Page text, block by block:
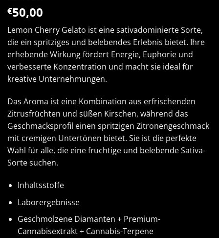
€50,00
Lemon Cherry Gelato ist eine sativadominierte Sorte,
die ein spritziges und belebendes Erlebnis bietet. Ihre
erhebende Wirkung fördert Energie, Euphorie und
verbesserte Konzentration und macht sie ideal für
kreative Unternehmungen.
Das Aroma ist eine Kombination aus erfrischenden
Zitrusfrüchten und süßen Kirschen, während das
Geschmacksprofil einen spritzigen Zitronengeschmack
mit cremigen Untertönen bietet. Sie ist die perfekte
Wahl für alle, die eine fruchtige und belebende Sativa-
Sorte suchen.
Inhaltsstoffe
Laborergebnisse
Geschmolzene Diamanten + Premium-
Cannabisextrakt + Cannabis-Terpene